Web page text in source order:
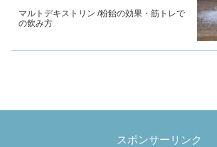
マルトデキストリン /粉飴の効果・筋トレで
の飲み方
スポンサーリンク